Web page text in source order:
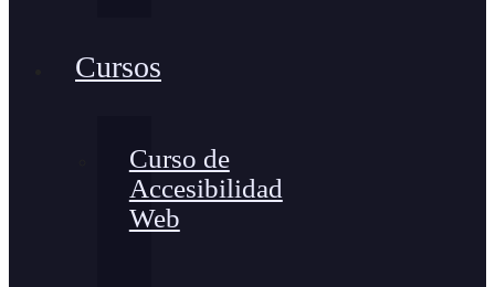
Cursos
Curso de
Accesibilidad
Web